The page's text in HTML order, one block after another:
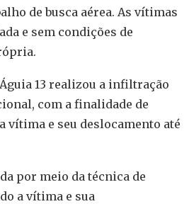
de busca aérea. As vítimas
e sem condições de
13 realizou a infiltração
com a finalidade de
vítima e seu deslocamento até
por meio da técnica de
a vítima e sua